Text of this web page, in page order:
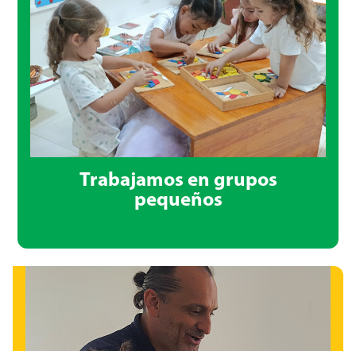
lo que nos permite brindar atención personalizada,
fortalecer lazos afectivos y promover una vida en
comunidad basada en el respeto y la democracia.
Trabajamos en grupos
pequeños